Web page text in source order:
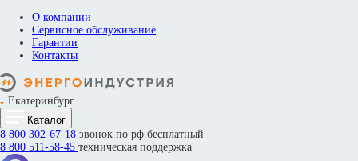
О компании
Сервисное обслуживание
Гарантии
Контакты
Екатеринбург
Каталог
8 800 302-67-18 звонок по рф бесплатный
8 800 511-58-45 техническая поддержка